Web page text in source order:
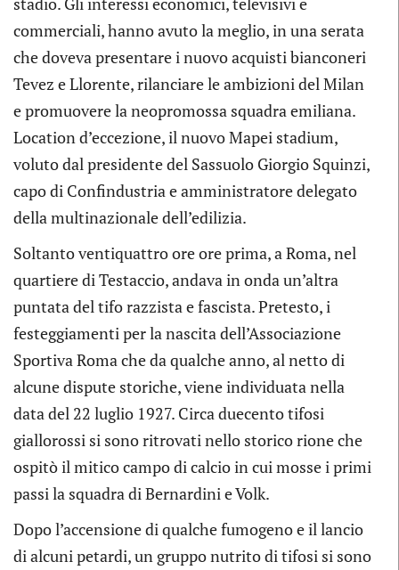
commerciali, hanno avuto la meglio, in una serata
che doveva presentare i nuovo acquisti bianconeri
Tevez e Llorente, rilanciare le ambizioni del Milan
e promuovere la neopromossa squadra emiliana.
Location d’eccezione, il nuovo Mapei stadium,
voluto dal presidente del Sassuolo Giorgio Squinzi,
capo di Confindustria e amministratore delegato
della multinazionale dell’edilizia.
Soltanto ventiquattro ore ore prima, a Roma, nel
quartiere di Testaccio, andava in onda un’altra
puntata del tifo razzista e fascista. Pretesto, i
festeggiamenti per la nascita dell’Associazione
Sportiva Roma che da qualche anno, al netto di
alcune dispute storiche, viene individuata nella
data del 22 luglio 1927. Circa duecento tifosi
giallorossi si sono ritrovati nello storico rione che
ospitò il mitico campo di calcio in cui mosse i primi
passi la squadra di Bernardini e Volk.
Dopo l’accensione di qualche fumogeno e il lancio
di alcuni petardi, un gruppo nutrito di tifosi si sono